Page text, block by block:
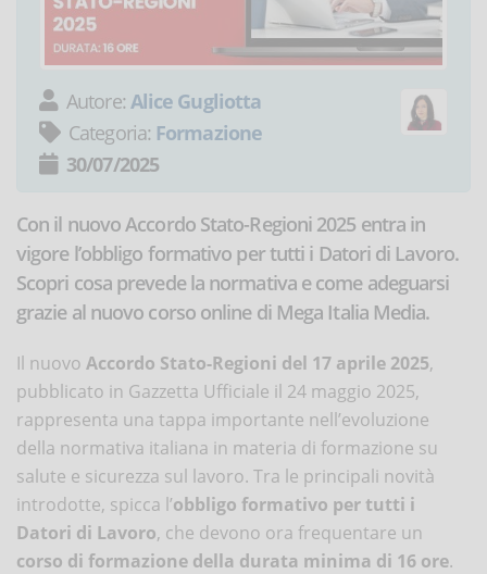
Autore: Alice Gugliotta
Categoria: Formazione
30/07/2025
Con il nuovo Accordo Stato-Regioni 2025 entra in
vigore l’obbligo formativo per tutti i Datori di Lavoro.
Scopri cosa prevede la normativa e come adeguarsi
grazie al nuovo corso online di Mega Italia Media.
Il nuovo Accordo Stato-Regioni del 17 aprile 2025,
pubblicato in Gazzetta Ufficiale il 24 maggio 2025,
rappresenta una tappa importante nell’evoluzione
della normativa italiana in materia di formazione su
salute e sicurezza sul lavoro. Tra le principali novità
introdotte, spicca l’obbligo formativo per tutti i
Datori di Lavoro, che devono ora frequentare un
corso di formazione della durata minima di 16 ore.